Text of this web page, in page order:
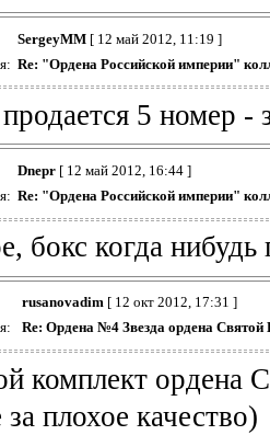
SergeyMM[ 12 май 2012, 11:19 ]
Re: "Ордена Российской империи"
5 номер -
Dnepr[ 12 май 2012, 16:44 ]
Re: "Ордена Российской империи"
бокс когда нибудь
rusanovadim[ 12 окт 2012, 17:31 ]
Re: Ордена №4 Звезда ордена
комплект ордена
плохое качество)